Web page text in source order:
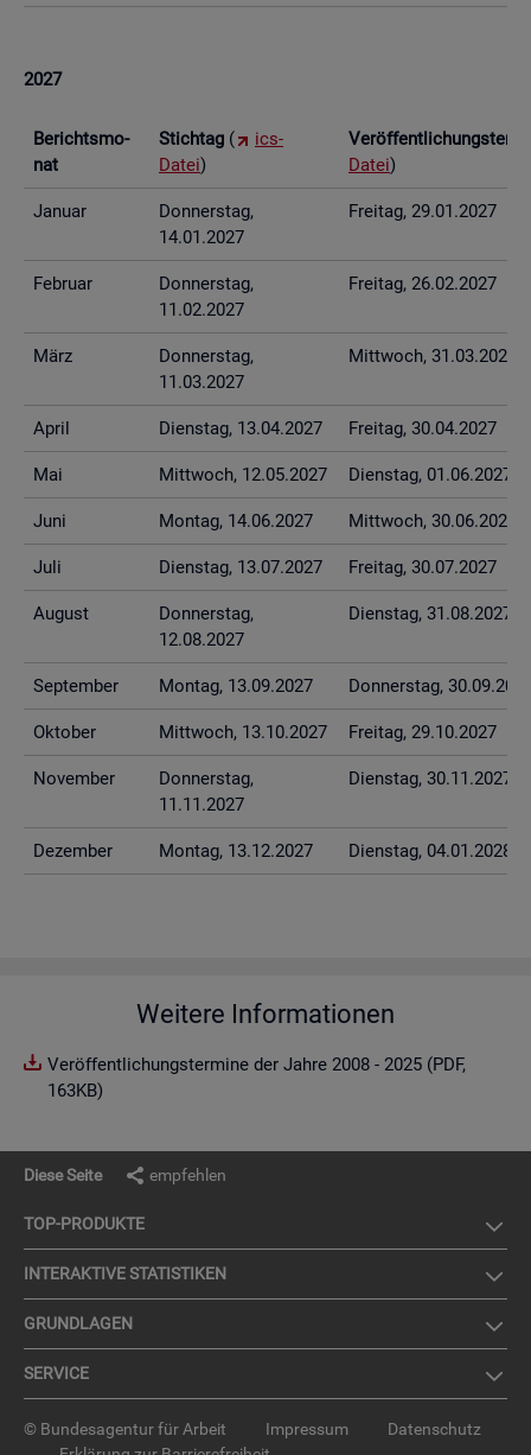
2027
Be­richts­mo­
nat
Stich­tag (
ics-
Datei)
Datei)
Ja­nu­ar
Don­ners­tag,
14.01.2027
Frei­tag, 29.01.2027
Fe­bru­ar
Don­ners­tag,
11.02.2027
Frei­tag, 26.02.2027
März
Don­ners­tag,
11.03.2027
Mitt­woch, 31.03.2027
April Diens­tag, 13.04.2027 Frei­tag, 30.04.2027
Mai Mitt­woch, 12.05.2027 Diens­tag, 01.06.2027
Juni Mon­tag, 14.06.2027 Mitt­woch, 30.06.2027
Juli Diens­tag, 13.07.2027 Frei­tag, 30.07.2027
Au­gust
Don­ners­tag,
12.08.2027
Diens­tag, 31.08.2027
Sep­tem­ber Mon­tag, 13.09.2027 Don­ners­tag,
Ok­to­ber Mitt­woch, 13.10.2027 Frei­tag, 29.10.2027
No­vem­ber
Don­ners­tag,
11.11.2027
Diens­tag, 30.11.2027
De­zem­ber Mon­tag, 13.12.2027 Diens­tag, 04.01.2028
Weitere Informationen
Veröffentlichungstermine der Jahre 2008 - 2025 (PDF,
163KB)
Diese Seite empfehlen
TOP-PRO­DUK­TE
IN­TER­AK­TI­VE STA­TIS­TI­KEN
GRUND­LA­GEN
SER­VICE
© Bundesagentur für Arbeit Impressum
Datenschutz